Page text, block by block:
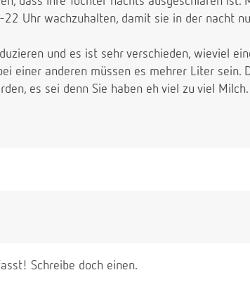
Uhr wachzuhalten, damit sie in der nacht
und es ist sehr verschieden, wieviel
einer anderen müssen es mehrer Liter sein.
es sei denn Sie haben eh viel zu viel Milch.
Schreibe doch einen.